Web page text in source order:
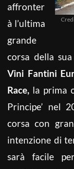
affronter
à l’ultima
grande
corsa della
Vini Fantini
Race, la prima
Principe’ nel
corsa con
intenzione di
sarà facile